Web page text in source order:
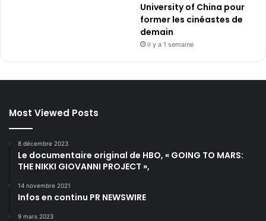
University of China pour
former les cinéastes de
demain
il y a 1 semaine
Most Viewed Posts
8 décembre 2023
Le documentaire original de HBO, « GOING TO MARS:
THE NIKKI GIOVANNI PROJECT »,
14 novembre 2021
Infos en continu PR NEWSWIRE
9 mars 2023